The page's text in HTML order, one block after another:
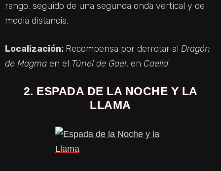
rango, seguido de una segunda onda vertical y de
media distancia.
Localización: Recompensa por derrotar al Dragón
de Magma en el Túnel de Gael, en Caelid.
2. ESPADA DE LA NOCHE Y LA
LLAMA